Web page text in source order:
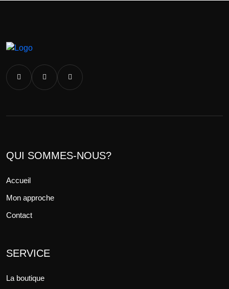
QUI SOMMES-NOUS?
Accueil
Mon approche
Contact
SERVICE
La boutique